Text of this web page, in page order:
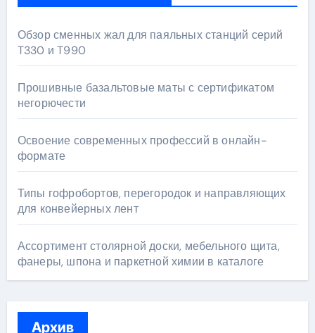
Обзор сменных жал для паяльных станций серий
T330 и T990
Прошивные базальтовые маты с сертификатом
негорючести
Освоение современных профессий в онлайн-
формате
Типы гофробортов, перегородок и направляющих
для конвейерных лент
Ассортимент столярной доски, мебельного щита,
фанеры, шпона и паркетной химии в каталоге
Архив